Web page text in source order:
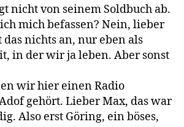
nicht von seinem Soldbuch ab.
mich befassen? Nein, lieber
nichts an, nur eben als
in der wir ja leben. Aber sonst
wir hier einen Radio
gehört. Lieber Max, das war
Also erst Göring, ein böses,